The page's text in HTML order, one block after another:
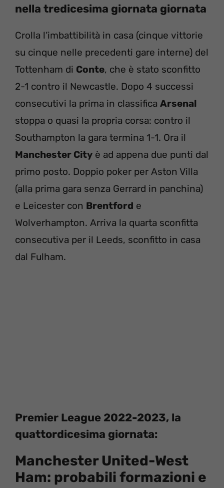
nella tredicesima giornata giornata
Crolla l’imbattibilità in casa (cinque vittorie
su cinque nelle precedenti gare interne) del
Tottenham di Conte, che è stato sconfitto
2-1 contro il Newcastle. Dopo 4 successi
consecutivi la prima in classifica Arsenal
stoppa o quasi la propria corsa: contro il
Southampton la gara termina 1-1. Ora il
Manchester City è ad appena due punti dal
primo posto. Doppio poker per Aston Villa
(alla prima gara senza Gerrard in panchina)
e Leicester con Brentford e
Wolverhampton. Arriva la quarta sconfitta
consecutiva per il Leeds, sconfitto in casa
dal Fulham.
Premier League 2022-2023, la
quattordicesima giornata:
Manchester United-West
Ham: probabili formazioni e